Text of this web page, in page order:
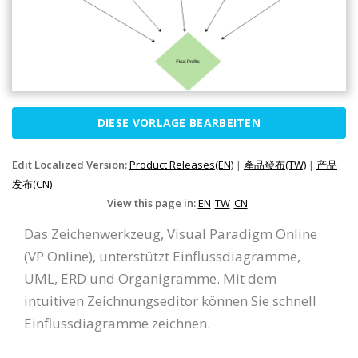
DIESE VORLAGE BEARBEITEN
Edit Localized Version:Product Releases(EN) | 產品發布(TW) | 产品
发布(CN)
View this page in:EN TW CN
Das Zeichenwerkzeug, Visual Paradigm Online
(VP Online), unterstützt Einflussdiagramme,
UML, ERD und Organigramme. Mit dem
intuitiven Zeichnungseditor können Sie schnell
Einflussdiagramme zeichnen.